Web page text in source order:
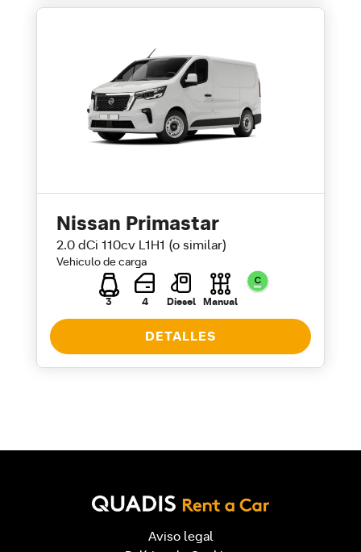
Nissan Primastar
2.0 dCi 110cv L1H1 (o similar)
Vehiculo de carga
3 4 Diesel Manual
DETALLES
Aviso legal